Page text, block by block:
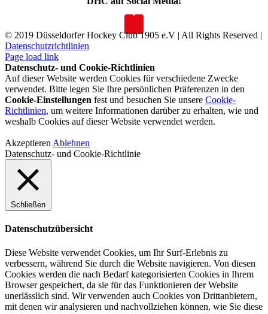
© 2019 Düsseldorfer Hockey Club 1905 e.V | All Rights Reserved |
Datenschutzrichtlinien
Page load link
Datenschutz- und Cookie-Richtlinien
Auf dieser Website werden Cookies für verschiedene Zwecke
verwendet. Bitte legen Sie Ihre persönlichen Präferenzen in den
Cookie-Einstellungen fest und besuchen Sie unsere Cookie-
Richtlinien, um weitere Informationen darüber zu erhalten, wie und
weshalb Cookies auf dieser Website verwendet werden.
Akzeptieren Ablehnen
Datenschutz- und Cookie-Richtlinie
Schließen
Datenschutzübersicht
Diese Website verwendet Cookies, um Ihr Surf-Erlebnis zu
verbessern, während Sie durch die Website navigieren. Von diesen
Cookies werden die nach Bedarf kategorisierten Cookies in Ihrem
Browser gespeichert, da sie für das Funktionieren der Website
unerlässlich sind. Wir verwenden auch Cookies von Drittanbietern,
mit denen wir analysieren und nachvollziehen können, wie Sie diese